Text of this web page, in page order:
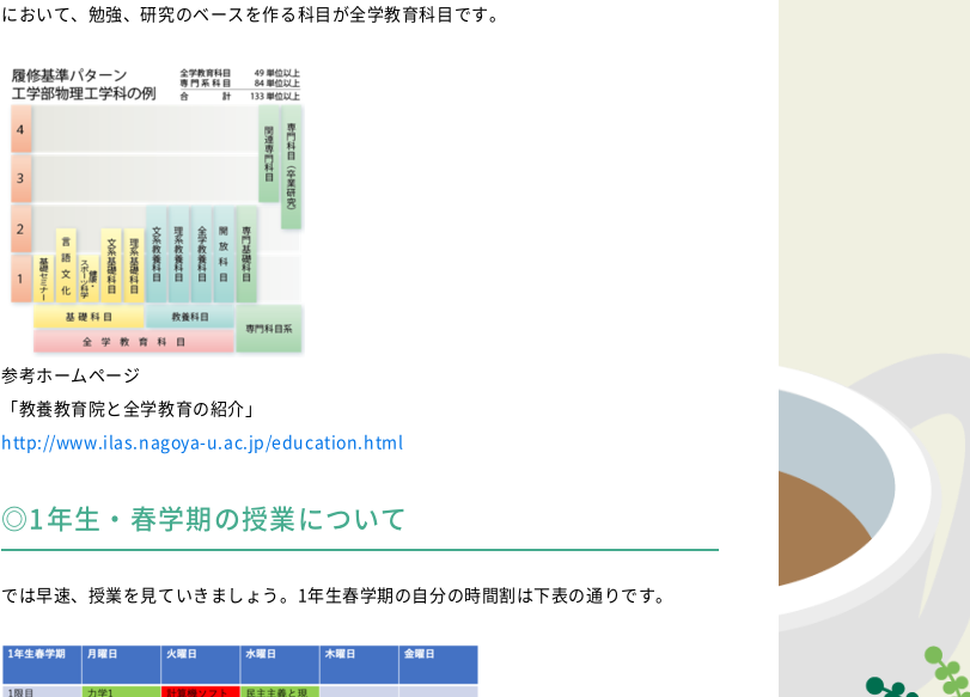
において、勉強、研究のベースを作る科目が全学教育科目です。
参考ホームページ
「教養教育院と全学教育の紹介」
http://www.ilas.nagoya-u.ac.jp/education.html
◎1年生・春学期の授業について
では早速、授業を見ていきましょう。1年生春学期の自分の時間割は下表の通りです。